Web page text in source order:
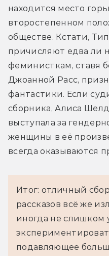
находится место
второстепенном
обществе. Кстати,
причисляют едва ли
феминисткам, ставя
Джоанной Расс,
фантастики. Если
сборника, Алиса
выступала за
женщины в её
всегда оказываются
Итог: отличный
рассказов всё же
иногда не слишком
подавляющее